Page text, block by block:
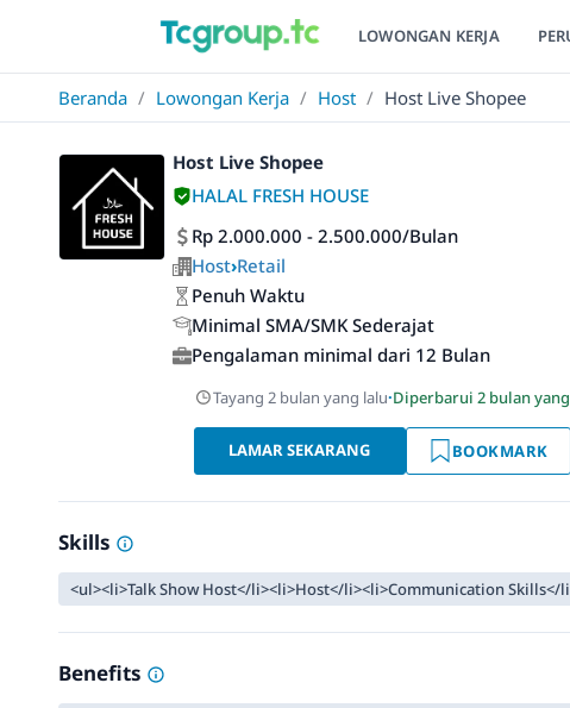
LOWONGAN KERJA
Beranda / Lowongan Kerja / Host / Host Live Shopee
Host Live Shopee
HALAL FRESH HOUSE
Rp 2.000.000 - 2.500.000/Bulan
Host›Retail
Penuh Waktu
Minimal SMA/SMK Sederajat
Pengalaman minimal dari 12 Bulan
Tayang 2 bulan yang lalu·Diperbarui 2 bulan
LAMAR SEKARANG BOOKMARK
Skills
<ul><li>Talk Show Host</li><li>Host</li><li>Communication Skills</
Benefits